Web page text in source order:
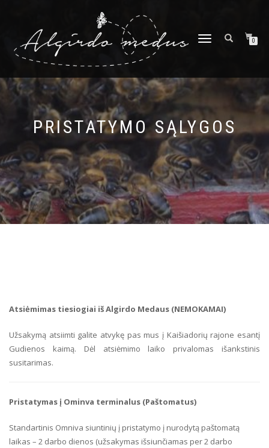
TOGGLE
0
PRISTATYMO SĄLYGOS
Atsiėmimas tiesiogiai iš Algirdo Medaus (NEMOKAMAI)
Užsakymą atsiimti galite atvykę pas mus į Kaišiadorių rajone esantį
Gudienos kaimą. Dėl atsiėmimo laiko privalomas išankstinis
susitarimas.
Pristatymas į Ominva terminalus (Paštomatus)
Standartinis Omniva siuntinių į pristatymo į nurodytą paštomatą
laikas – 2 darbo dienos (užsakymas išsiunčiamas per 2 darbo